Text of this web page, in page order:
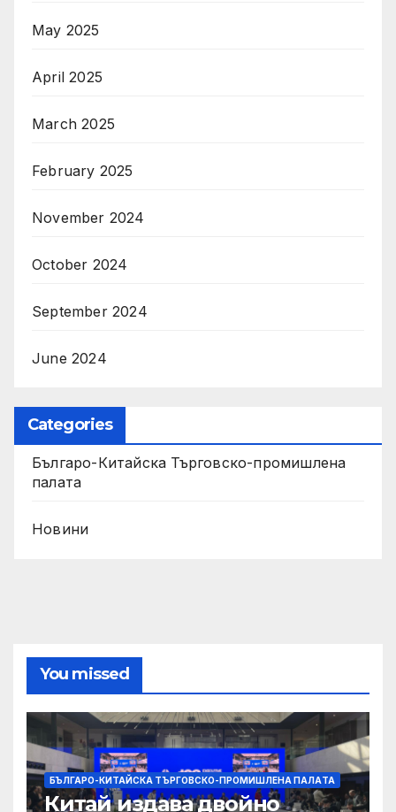
May 2025
April 2025
March 2025
February 2025
November 2024
October 2024
September 2024
June 2024
Categories
Българо-Китайска Търговско-промишлена
палaта
Новини
You missed
БЪЛГАРО-КИТАЙСКА ТЪРГОВСКО-ПРОМИШЛЕНА ПАЛAТА
Китай издава двойно